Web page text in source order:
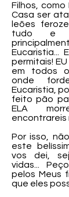
Filhos, como
Casa ser
leões
tudo e
Eucaristia...
permitais!
em todos
onde
Eucaristia,
feito pão
ELA
encontrareis
Por isso,
este
vos dei,
vidas...
pelos Meus
que eles